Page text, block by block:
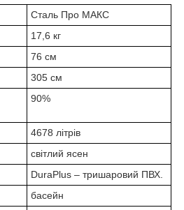
Сталь Про МАКС
17,6 кг
76 см
305 см
90%
4678 літрів
світлий ясен
DuraPlus – тришаровий ПВХ.
басейн